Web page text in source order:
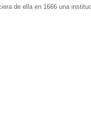
de ella en 1666 una